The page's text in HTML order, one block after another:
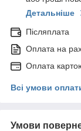
Детальніше
Післяплата
Оплата на
Оплата
Всі умови
Умови